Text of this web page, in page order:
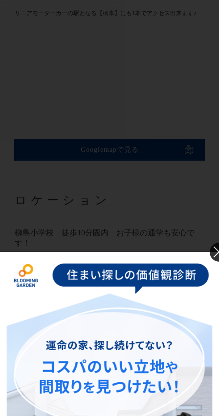
リニアモーターカーの駅となる【橋本】にも1本でアクセス出来ます♪
Googlemapで見る
ロケーション
柳島小学校 徒歩10分（780m）
柳島小学校 徒歩10分圏内 お子様の通学も安心で
す！
その他、昨年オープンし話題の【道の駅湘南ちがさき】まで、徒歩14分!
平坦でアクセス可能です!